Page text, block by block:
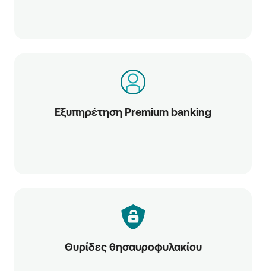
Εξυπηρέτηση Premium banking
Θυρίδες θησαυροφυλακίου